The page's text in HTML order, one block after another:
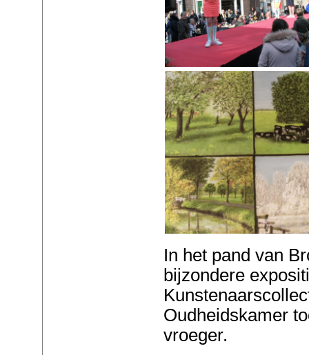
In het pand van
bijzondere
Oudheidskamer
vroeger.